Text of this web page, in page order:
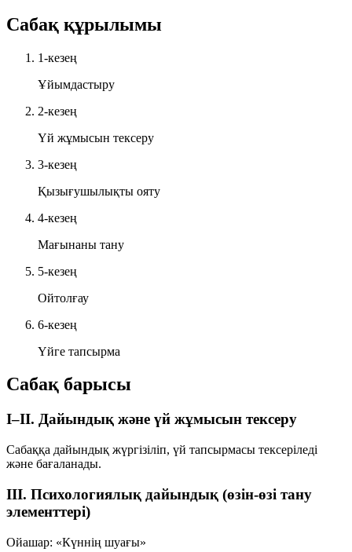
Сабақ құрылымы
1-кезең
Ұйымдастыру
2-кезең
Үй жұмысын тексеру
3-кезең
Қызығушылықты ояту
4-кезең
Мағынаны тану
5-кезең
Ойтолғау
6-кезең
Үйге тапсырма
Сабақ барысы
I–II. Дайындық және үй жұмысын тексеру
Сабаққа дайындық жүргізіліп, үй тапсырмасы тексеріледі
және бағаланады.
III. Психологиялық дайындық (өзін-өзі тану
элементтері)
Ойашар: «Күннің шуағы»